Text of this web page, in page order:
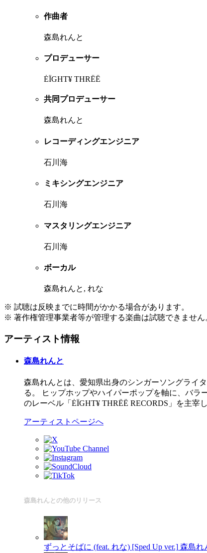
作曲者
森島れんと
プロデューサー
ĖÏGHT¥ THRËË
共同プロデューサー
森島れんと
レコーディングエンジニア
石川海
ミキシングエンジニア
石川海
マスタリングエンジニア
石川海
ボーカル
森島れんと, れな
※ 試聴は反映までに時間がかかる場合があります。
※ 著作権管理事業者等が管理する楽曲は試聴できません
アーティスト情報
森島れんと
森島れんとは、愛知県出身のシンガーソングライ
る。 ヒップホップやハイパーポップを軸に、バ
のレーベル「ĖÏGHT¥ THRËË RECORDS」を主宰
アーティストページへ
森島れんとの他のリリース
ずっとそばに (feat. れな) [Sped Up ver.] 森島れ